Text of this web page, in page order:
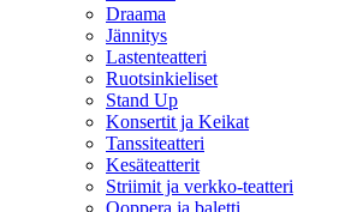
Draama
Jännitys
Lastenteatteri
Ruotsinkieliset
Stand Up
Konsertit ja Keikat
Tanssiteatteri
Kesäteatterit
Striimit ja verkko-teatteri
Ooppera ja baletti